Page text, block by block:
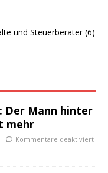
und Steuerberater (6)
Der Mann hinter
mehr
Kommentare deaktiviert